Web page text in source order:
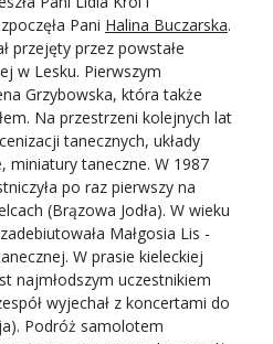
Pani Halina Buczarska.
przejęty przez powstałe
w Lesku. Pierwszym
Grzybowska, która także
Na przestrzeni kolejnych lat
tanecznych, układy
miniatury taneczne. W 1987
po raz pierwszy na
(Brązowa Jodła). W wieku
Małgosia Lis -
W prasie kieleckiej
najmłodszym uczestnikiem
wyjechał z koncertami do
Podróż samolotem